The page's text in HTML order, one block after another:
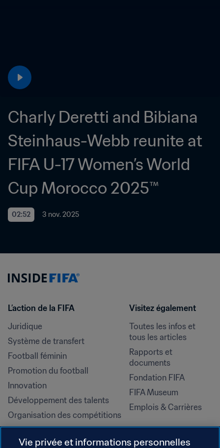
Charly Deretti and Bibiana
Steinhaus-Webb reunite at
FIFA U-17 Women’s World
Cup Morocco 2025™
02:52 3 nov. 2025
L’action de la FIFA
Juridique
Système de transfert
Football féminin
Promotion du football
Innovation
Développement des talents
Organisation des compétitions
Développement durable
Droits de l'homme et lutte contre
Visitez également
Toutes les infos et
tous les articles
Rapports et
documents
Fondation FIFA
FIFA Museum
Emplois & Carrières
Vie privée et informations personnelles